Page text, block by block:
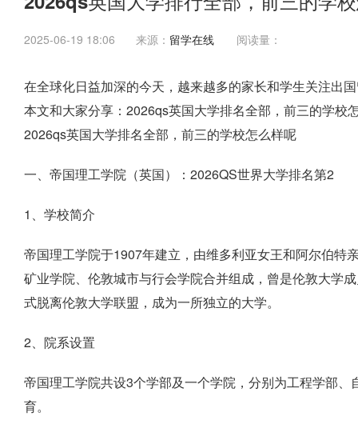
2025-06-19 18:06 来源： 留学在线 阅读量：
在全球化日益加深的今天，越来越多的家长和学生关注出
本文和大家分享：2026qs英国大学排名全部，前三的学校
2026qs英国大学排名全部，前三的学校怎么样呢
一、帝国理工学院（英国）：2026QS世界大学排名第2
1、学校简介
帝国理工学院于1907年建立，由维多利亚女王和阿尔伯特
矿业学院、伦敦城市与行会学院合并组成，曾是伦敦大学
式脱离伦敦大学联盟，成为一所独立的大学。
2、院系设置
帝国理工学院共设3个学部及一个学院，分别为工程学部
育。